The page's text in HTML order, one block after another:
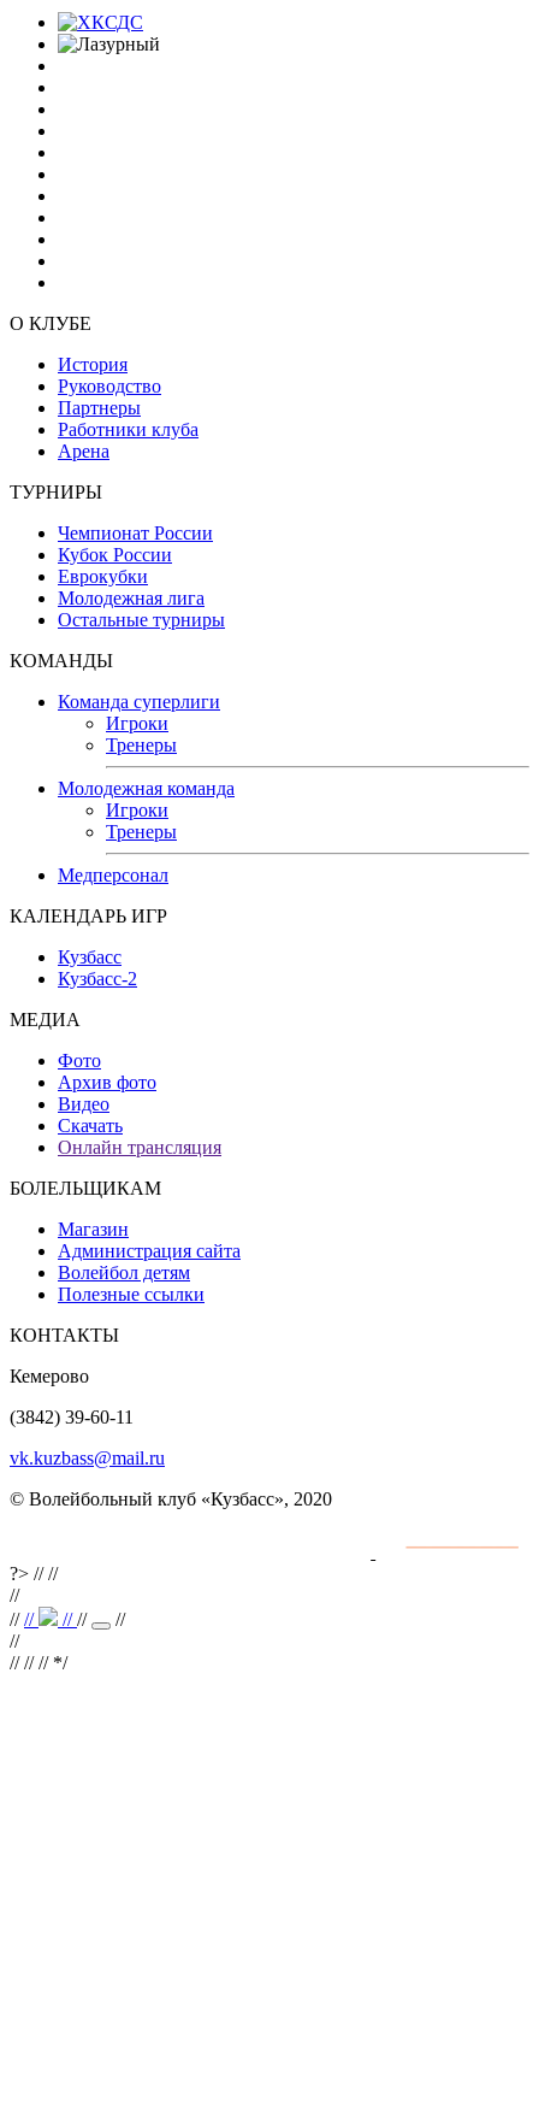
О КЛУБЕ
История
Руководство
Партнеры
Работники клуба
Арена
ТУРНИРЫ
Чемпионат России
Кубок России
Еврокубки
Молодежная лига
Остальные турниры
КОМАНДЫ
Команда суперлиги
Игроки
Тренеры
Молодежная команда
Игроки
Тренеры
Медперсонал
КАЛЕНДАРЬ ИГР
Кузбасс
Кузбасс-2
МЕДИА
Фото
Архив фото
Видео
Скачать
Онлайн трансляция
БОЛЕЛЬЩИКАМ
Магазин
Администрация сайта
Волейбол детям
Полезные ссылки
КОНТАКТЫ
Кемерово
(3842) 39-60-11
vk.kuzbass@mail.ru
© Волейбольный клуб «Кузбасс», 2020
?> ////
//
//// ////
//
//
//// // */